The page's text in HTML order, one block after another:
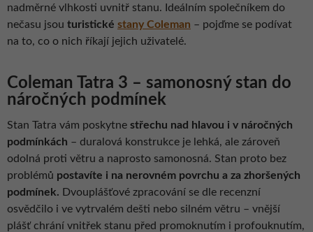
nadměrné vlhkosti uvnitř stanu. Ideálním společníkem do
nečasu jsou turistické stany Coleman – pojďme se podívat
na to, co o nich říkají jejich uživatelé.
Coleman Tatra 3 – samonosný stan do
náročných podmínek
Stan Tatra vám poskytne střechu nad hlavou i v náročných
podmínkách – duralová konstrukce je lehká, ale zároveň
odolná proti větru a naprosto samonosná. Stan proto bez
problémů postavíte i na nerovném povrchu a za zhoršených
podmínek. Dvouplášťové zpracování se dle recenzní
osvědčilo i ve vytrvalém dešti nebo silném větru – vnější
plášť chrání vnitřek stanu před promoknutím i profouknutím,